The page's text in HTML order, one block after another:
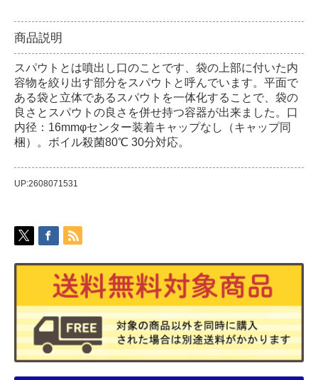
商品説明
スパウトとは噴出し口のことです、袋の上部に付いた内
容物を絞り出す部分をスパウトと呼んでいます。平面で
ある袋と立体であるスパウトを一体化することで、袋の
良さとスパウトの良さを併せ持つ容器が出来ました。口
内径：16mmφセンター装着キャップなし（キャップ同
梱）。ボイル殺菌80℃ 30分対応。
UP:2608071531